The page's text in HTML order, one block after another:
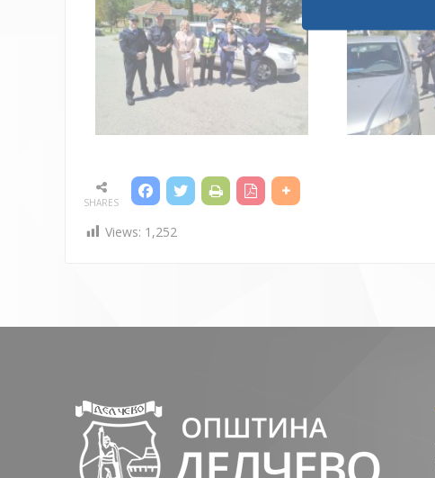
SHARES
Views: 1,252